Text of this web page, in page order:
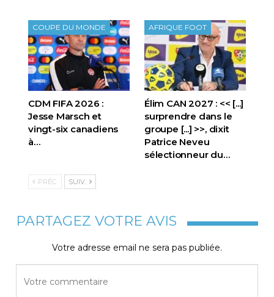
COUPE DU MONDE
CDM FIFA 2026 :
Jesse Marsch et
vingt-six canadiens
à…
AFRIQUE FOOT
Élim CAN 2027 : << [...]
surprendre dans le
groupe [...] >>, dixit
Patrice Neveu
sélectionneur du…
PRÉC. SUIV.
PARTAGEZ VOTRE AVIS
Votre adresse email ne sera pas publiée.